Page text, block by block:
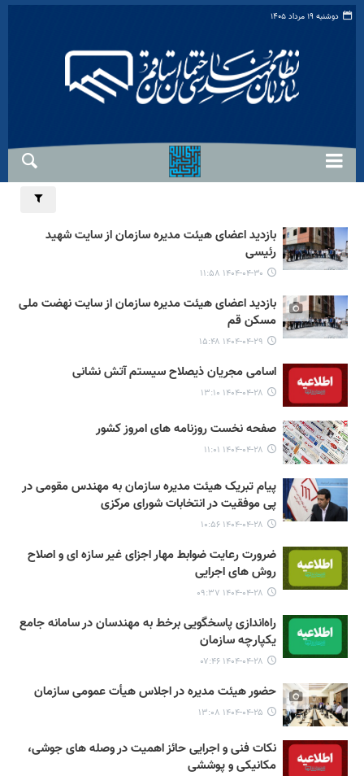
دوشنبه ۱۹ مرداد ۱۴۰۵
بازدید اعضای هیئت مدیره سازمان از سایت شهید
رئیسی
۱۴۰۴-۰۴-۳۰ ۱۱:۵۸
بازدید اعضای هیئت مدیره سازمان از سایت نهضت ملی
مسکن قم
۱۴۰۴-۰۴-۲۹ ۱۵:۴۸
اسامی مجریان ذیصلاح سیستم آتش نشانی
۱۴۰۴-۰۴-۲۸ ۱۳:۱۰
صفحه نخست روزنامه های امروز کشور
۱۴۰۴-۰۴-۲۸ ۱۱:۰۱
پیام تبریک هیئت مدیره سازمان به مهندس مقومی در
پی موفقیت در انتخابات شورای مرکزی
۱۴۰۴-۰۴-۲۸ ۱۰:۵۶
ضرورت رعایت ضوابط مهار اجزای غیر سازه ای و اصلاح
روش های اجرایی
۱۴۰۴-۰۴-۲۸ ۰۹:۳۷
راه‌اندازی پاسخگویی برخط به مهندسان در سامانه جامع
یکپارچه سازمان
۱۴۰۴-۰۴-۲۸ ۰۷:۴۶
حضور هیئت مدیره در اجلاس هیأت عمومی سازمان
۱۴۰۴-۰۴-۲۵ ۱۳:۰۸
نکات فنی و اجرایی حائز اهمیت در وصله های جوشی،
مکانیکی و پوششی